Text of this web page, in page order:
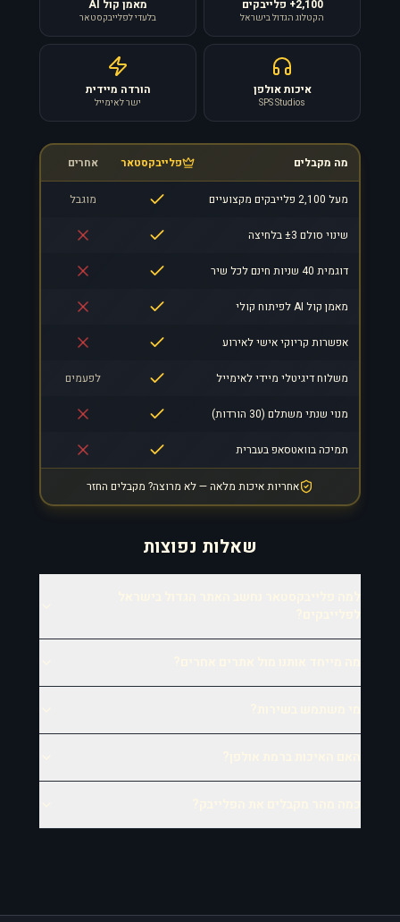
2,100+ פלייבקים
הקטלוג הגדול בישראל
מאמן קול AI
בלעדי לפלייבקסטאר
איכות אולפן
SPS Studios
הורדה מיידית
ישר לאימייל
מה מקבלים פלייבקסטאר אחרים
מעל 2,100 פלייבקים מקצועיים מוגבל
שינוי סולם ±3 בלחיצה
דוגמית 40 שניות חינם לכל שיר
מאמן קול AI לפיתוח קולי
אפשרות קריוקי אישי לאירוע
משלוח דיגיטלי מיידי לאימייל לפעמים
מנוי שנתי משתלם (30 הורדות)
תמיכה בוואטסאפ בעברית
אחריות איכות מלאה — לא מרוצה? מקבלים החזר
שאלות נפוצות